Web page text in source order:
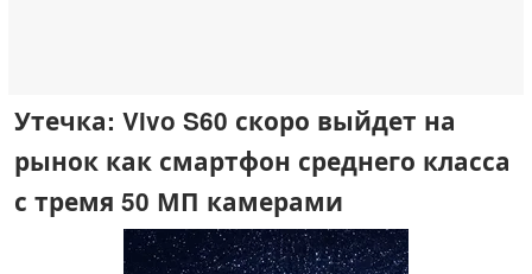
Утечка: Vivo S60 скоро выйдет на
рынок как смартфон среднего класса
с тремя 50 МП камерами